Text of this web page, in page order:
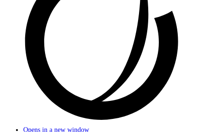
Opens in a new window